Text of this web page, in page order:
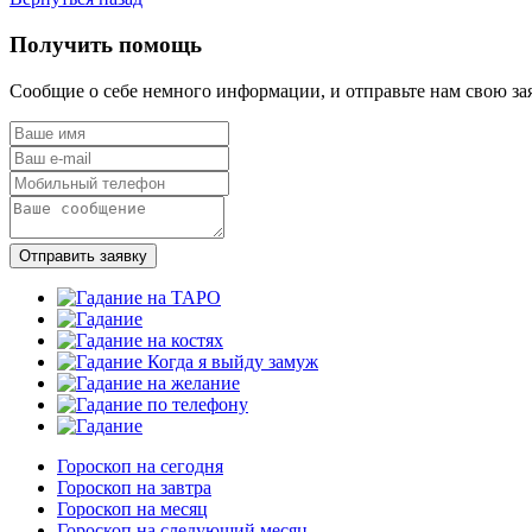
Получить помощь
Сообщие о себе немного информации, и отправьте нам свою
Отправить заявку
Гороскоп на сегодня
Гороскоп на завтра
Гороскоп на месяц